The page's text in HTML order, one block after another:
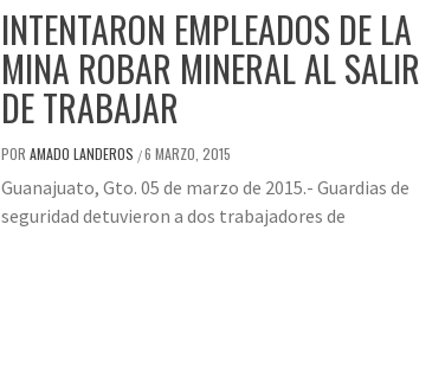
INTENTARON EMPLEADOS DE LA
MINA ROBAR MINERAL AL SALIR
DE TRABAJAR
POR AMADO LANDEROS /6 MARZO, 2015
Guanajuato, Gto. 05 de marzo de 2015.- Guardias de
seguridad detuvieron a dos trabajadores de